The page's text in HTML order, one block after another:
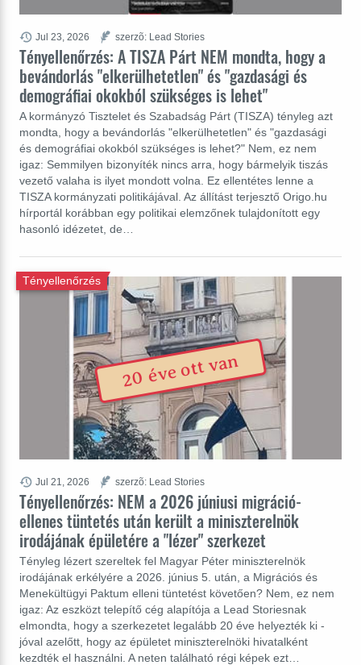
Tényellenőrzés: A TISZA Párt NEM mondta, hogy a
bevándorlás "elkerülhetetlen" és "gazdasági és
demográfiai okokból szükséges is lehet"
A kormányzó Tisztelet és Szabadság Párt (TISZA) tényleg azt
mondta, hogy a bevándorlás "elkerülhetetlen" és "gazdasági
és demográfiai okokból szükséges is lehet?" Nem, ez nem
igaz: Semmilyen bizonyíték nincs arra, hogy bármelyik tiszás
vezető valaha is ilyet mondott volna. Ez ellentétes lenne a
TISZA kormányzati politikájával. Az állítást terjesztő Origo.hu
hírportál korábban egy politikai elemzőnek tulajdonított egy
hasonló idézetet, de…
Jul 23, 2026 szerzõ: Lead Stories
Tényellenőrzés: NEM a 2026 júniusi migráció-
ellenes tüntetés után került a miniszterelnök
irodájának épületére a "lézer" szerkezet
Tényellenőrzés
Tényleg lézert szereltek fel Magyar Péter miniszterelnök
irodájának erkélyére a 2026. június 5. után, a Migrációs és
Menekültügyi Paktum elleni tüntetést követően? Nem, ez nem
igaz: Az eszközt telepítő cég alapítója a Lead Storiesnak
elmondta, hogy a szerkezetet legalább 20 éve helyezték ki -
jóval azelőtt, hogy az épületet miniszterelnöki hivatalként
kezdték el használni. A neten található régi képek ezt…
Jul 21, 2026 szerzõ: Lead Stories
20 éve ott van